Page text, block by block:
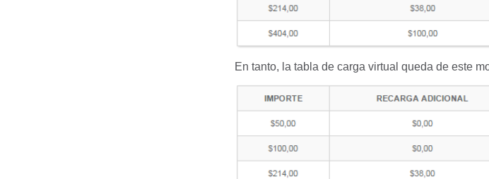
En tanto, la tabla de carga virtual queda de este